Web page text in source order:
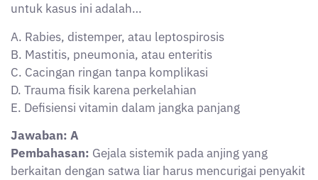
untuk kasus ini adalah…
A. Rabies, distemper, atau leptospirosis
B. Mastitis, pneumonia, atau enteritis
C. Cacingan ringan tanpa komplikasi
D. Trauma fisik karena perkelahian
E. Defisiensi vitamin dalam jangka panjang
Jawaban: A
Pembahasan: Gejala sistemik pada anjing yang
berkaitan dengan satwa liar harus mencurigai penyakit